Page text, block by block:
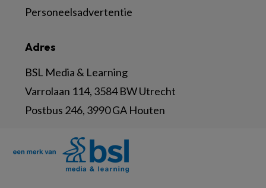
Adres
BSL Media & Learning
Varrolaan 114, 3584 BW Utrecht
Postbus 246, 3990 GA Houten
Personeelsadvertentie